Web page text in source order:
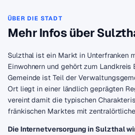
ÜBER DIE STADT
Mehr Infos über
Sulzthal ist ein Markt in Unterfranken
Einwohnern und gehört zum Landkreis
Gemeinde ist Teil der
Ort liegt in einer ländlich geprägten
vereint damit die typischen
fränkischen Marktes mit
Die Internetversorgung in Sulzthal